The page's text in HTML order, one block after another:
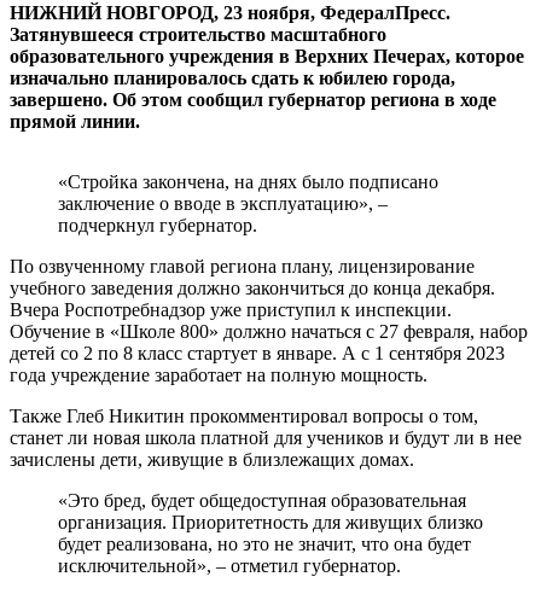
НИЖНИЙ НОВГОРОД, 23 ноября, ФедералПресс.
Затянувшееся строительство масштабного
образовательного учреждения в Верхних Печерах, которое
изначально планировалось сдать к юбилею города,
завершено. Об этом сообщил губернатор региона в ходе
прямой линии.
«Стройка закончена, на днях было подписано
заключение о вводе в эксплуатацию», –
подчеркнул губернатор.
По озвученному главой региона плану, лицензирование
учебного заведения должно закончиться до конца декабря.
Вчера Роспотребнадзор уже приступил к инспекции.
Обучение в «Школе 800» должно начаться с 27 февраля, набор
детей со 2 по 8 класс стартует в январе. А с 1 сентября 2023
года учреждение заработает на полную мощность.
Также Глеб Никитин прокомментировал вопросы о том,
станет ли новая школа платной для учеников и будут ли в нее
зачислены дети, живущие в близлежащих домах.
«Это бред, будет общедоступная образовательная
организация. Приоритетность для живущих близко
будет реализована, но это не значит, что она будет
исключительной», – отметил губернатор.